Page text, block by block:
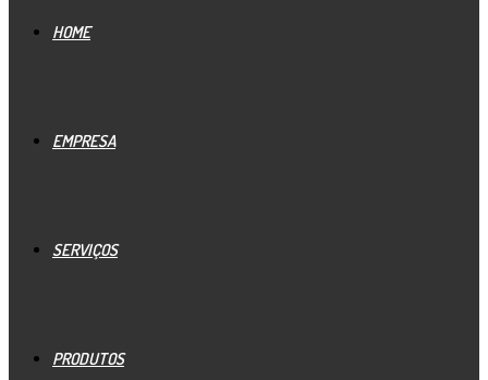
HOME
EMPRESA
SERVIÇOS
PRODUTOS